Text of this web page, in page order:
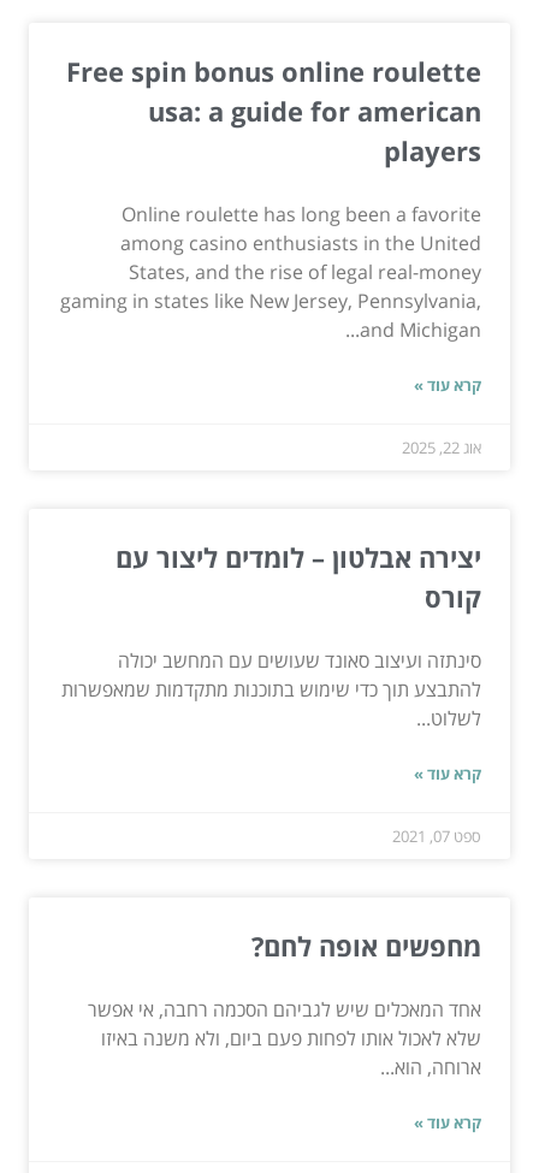
Free spin bonus online roulette
usa: a guide for american
players
Online roulette has long been a favorite
among casino enthusiasts in the United
States, and the rise of legal real-money
gaming in states like New Jersey, Pennsylvania,
and Michigan...
קרא עוד »
אוג 22, 2025
יצירה אבלטון – לומדים ליצור עם
קורס
סינתזה ועיצוב סאונד שעושים עם המחשב יכולה
להתבצע תוך כדי שימוש בתוכנות מתקדמות שמאפשרות
לשלוט...
קרא עוד »
ספט 07, 2021
מחפשים אופה לחם?
אחד המאכלים שיש לגביהם הסכמה רחבה, אי אפשר
שלא לאכול אותו לפחות פעם ביום, ולא משנה באיזו
ארוחה, הוא...
קרא עוד »